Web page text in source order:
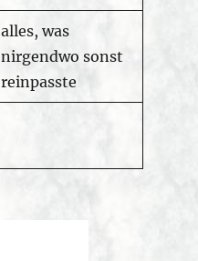
alles, was
nirgendwo sonst
reinpasste